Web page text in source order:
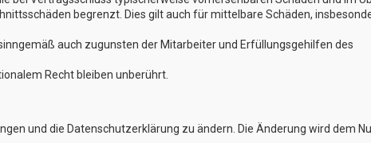
begrenzt. Dies gilt auch für mittelbare Schäden,
auch zugunsten der Mitarbeiter und Erfüllungsgehilfen des
Recht bleiben unberührt.
und die Datenschutzerklärung zu ändern. Die Änderung wird dem